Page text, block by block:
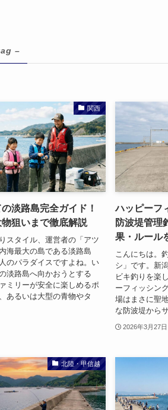
–
関西
淡路島完全ガイド！
狙いまで徹底解説
スタイル、運営者の「アツ
海最大の島である淡路島
のパラダイスですよね。い
淡路島へ向かおうとする
ミリーが安全に楽しめるポ
あるいは大型の青物やタ
ハッピーフ
防波堤管理
果・ルール
こんにちは。
シ」です。新
ビキ釣りを楽
ーフィッシン
場はまさに聖
な防波堤から
2026年3月27日
北陸・甲信越